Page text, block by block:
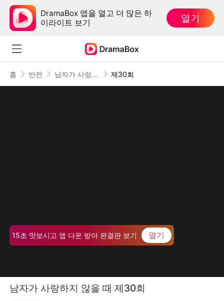
DramaBox 앱을 열고 더 많은 하
이라이트 보기
열기
홈 반전 남자가 사랑하지 않을 때 제30회
15초 맛보시고 앱 다운 받아 완결판 보기 열기
남자가 사랑하지 않을 때 제30회